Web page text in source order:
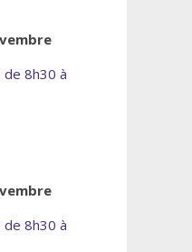
8h30 à
8h30 à